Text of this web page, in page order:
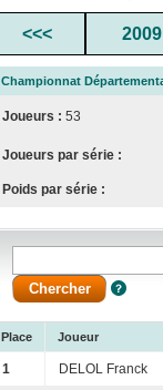
<<< 2009
Championnat
Joueurs : 53
Joueurs par série :
Poids par série :
Place Joueur
1 DELOL Franck